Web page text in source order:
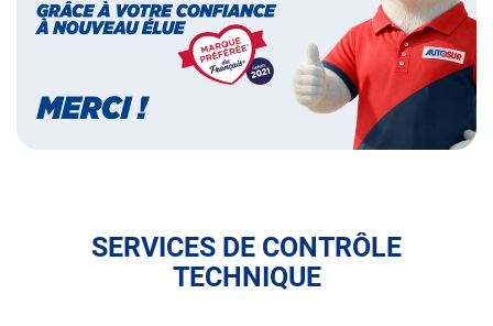
SERVICES DE CONTRÔLE
TECHNIQUE